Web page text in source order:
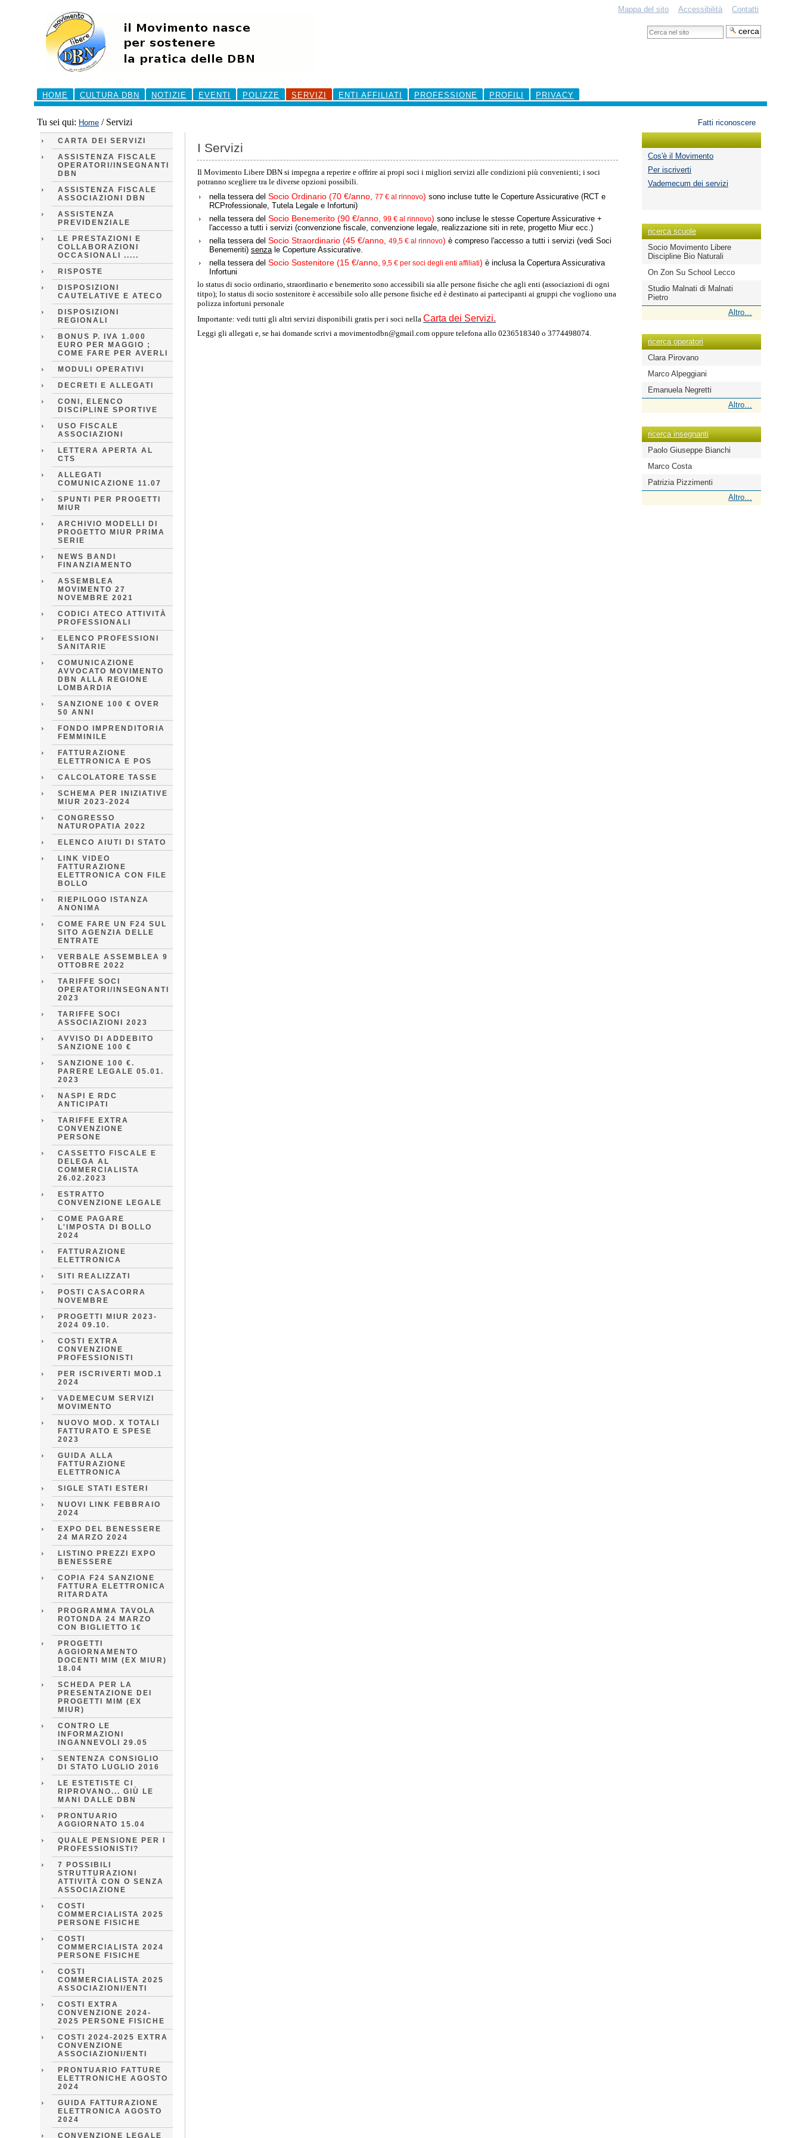
contenuti.
navigazione
Mappa del sito Accessibilità Contatti
Cerca
nel
Sezioni
HOME
CULTURA DBN NOTIZIE EVENTI POLIZZE SERVIZI ENTI AFFILIATI PROFESSIONE PROFILI PRIVACY
Fatti riconoscere
Tu sei qui: Home / Servizi
CARTA DEI SERVIZI
ASSISTENZA FISCALE
OPERATORI/INSEGNANTI
DBN
ASSISTENZA FISCALE
ASSOCIAZIONI DBN
ASSISTENZA
PREVIDENZIALE
LE PRESTAZIONI E
COLLABORAZIONI
OCCASIONALI .....
RISPOSTE
DISPOSIZIONI
CAUTELATIVE E ATECO
DISPOSIZIONI
REGIONALI
BONUS P. IVA 1.000
EURO PER MAGGIO ;
COME FARE PER AVERLI
MODULI OPERATIVI
DECRETI E ALLEGATI
CONI, ELENCO
DISCIPLINE SPORTIVE
USO FISCALE
ASSOCIAZIONI
LETTERA APERTA AL
CTS
ALLEGATI
COMUNICAZIONE 11.07
SPUNTI PER PROGETTI
MIUR
ARCHIVIO MODELLI DI
PROGETTO MIUR PRIMA
SERIE
NEWS BANDI
FINANZIAMENTO
ASSEMBLEA
MOVIMENTO 27
NOVEMBRE 2021
CODICI ATECO ATTIVITÀ
PROFESSIONALI
ELENCO PROFESSIONI
SANITARIE
COMUNICAZIONE
AVVOCATO MOVIMENTO
DBN ALLA REGIONE
LOMBARDIA
SANZIONE 100 € OVER
50 ANNI
FONDO IMPRENDITORIA
FEMMINILE
FATTURAZIONE
ELETTRONICA E POS
CALCOLATORE TASSE
SCHEMA PER INIZIATIVE
MIUR 2023-2024
CONGRESSO
NATUROPATIA 2022
ELENCO AIUTI DI STATO
LINK VIDEO
FATTURAZIONE
ELETTRONICA CON FILE
BOLLO
RIEPILOGO ISTANZA
ANONIMA
COME FARE UN F24 SUL
SITO AGENZIA DELLE
ENTRATE
VERBALE ASSEMBLEA 9
OTTOBRE 2022
TARIFFE SOCI
OPERATORI/INSEGNANTI
2023
TARIFFE SOCI
ASSOCIAZIONI 2023
AVVISO DI ADDEBITO
SANZIONE 100 €
SANZIONE 100 €.
PARERE LEGALE 05.01.
2023
NASPI E RDC
ANTICIPATI
TARIFFE EXTRA
CONVENZIONE
PERSONE
CASSETTO FISCALE E
DELEGA AL
COMMERCIALISTA
26.02.2023
ESTRATTO
CONVENZIONE LEGALE
COME PAGARE
L'IMPOSTA DI BOLLO
2024
FATTURAZIONE
ELETTRONICA
SITI REALIZZATI
POSTI CASACORRA
NOVEMBRE
PROGETTI MIUR 2023-
2024 09.10.
COSTI EXTRA
CONVENZIONE
PROFESSIONISTI
PER ISCRIVERTI MOD.1
2024
VADEMECUM SERVIZI
MOVIMENTO
NUOVO MOD. X TOTALI
FATTURATO E SPESE
2023
GUIDA ALLA
FATTURAZIONE
ELETTRONICA
SIGLE STATI ESTERI
NUOVI LINK FEBBRAIO
2024
EXPO DEL BENESSERE
24 MARZO 2024
LISTINO PREZZI EXPO
BENESSERE
COPIA F24 SANZIONE
FATTURA ELETTRONICA
RITARDATA
PROGRAMMA TAVOLA
ROTONDA 24 MARZO
CON BIGLIETTO 1€
PROGETTI
AGGIORNAMENTO
DOCENTI MIM (EX MIUR)
18.04
SCHEDA PER LA
PRESENTAZIONE DEI
PROGETTI MIM (EX
MIUR)
CONTRO LE
INFORMAZIONI
INGANNEVOLI 29.05
SENTENZA CONSIGLIO
DI STATO LUGLIO 2016
LE ESTETISTE CI
RIPROVANO... GIÙ LE
MANI DALLE DBN
PRONTUARIO
AGGIORNATO 15.04
QUALE PENSIONE PER I
PROFESSIONISTI?
7 POSSIBILI
STRUTTURAZIONI
ATTIVITÀ CON O SENZA
ASSOCIAZIONE
COSTI
COMMERCIALISTA 2025
PERSONE FISICHE
COSTI
COMMERCIALISTA 2024
PERSONE FISICHE
COSTI
COMMERCIALISTA 2025
ASSOCIAZIONI/ENTI
COSTI EXTRA
CONVENZIONE 2024-
2025 PERSONE FISICHE
COSTI 2024-2025 EXTRA
CONVENZIONE
ASSOCIAZIONI/ENTI
PRONTUARIO FATTURE
ELETTRONICHE AGOSTO
2024
GUIDA FATTURAZIONE
ELETTRONICA AGOSTO
2024
CONVENZIONE LEGALE
I Servizi
Il Movimento Libere DBN si impegna a reperire e offrire ai propi soci i migliori servizi alle condizioni più convenienti; i soci
potranno scegliere tra le diverse opzioni possibili.
nella tessera del Socio Ordinario (70 €/anno, 77 € al rinnovo) sono incluse tutte le Coperture Assicurative (RCT e
RCProfessionale, Tutela Legale e Infortuni)
nella tessera del Socio Benemerito (90 €/anno, 99 € al rinnovo) sono incluse le stesse Coperture Assicurative +
l'accesso a tutti i servizi (convenzione fiscale, convenzione legale, realizzazione siti in rete, progetto Miur ecc.)
nella tessera del Socio Straordinario (45 €/anno, 49,5 € al rinnovo) è compreso l'accesso a tutti i servizi (vedi Soci
Benemeriti) senzale Coperture Assicurative.
nella tessera del Socio Sostenitore (15 €/anno, 9,5 € per soci degli enti affiliati) è inclusa la Copertura Assicurativa
Infortuni
lo status di socio ordinario, straordinario e benemerito sono accessibili sia alle persone fisiche che agli enti (associazioni di ogni
titpo); lo status di socio sostenitore è accessibile solo alle persone fisiche ed è destinato ai partecipanti ai gruppi che vogliono una
polizza infortuni personale
Importante: vedi tutti gli altri servizi disponibili gratis per i soci nella Carta dei Servizi.
Leggi gli allegati e, se hai domande scrivi a movimentodbn@gmail.com oppure telefona allo 0236518340 o 3774498074.
Cos'è il Movimento
Per iscriverti
Vademecum dei servizi
ricerca scuole
Socio Movimento Libere
Discipline Bio Naturali
On Zon Su School Lecco
Studio Malnati di Malnati
Pietro
scuole
-
Altro…
ricerca operatori
Clara Pirovano
Marco Alpeggiani
Emanuela Negretti
operatori
-
Altro…
ricerca insegnanti
Paolo Giuseppe Bianchi
Marco Costa
Patrizia Pizzimenti
insegnanti
Altro…